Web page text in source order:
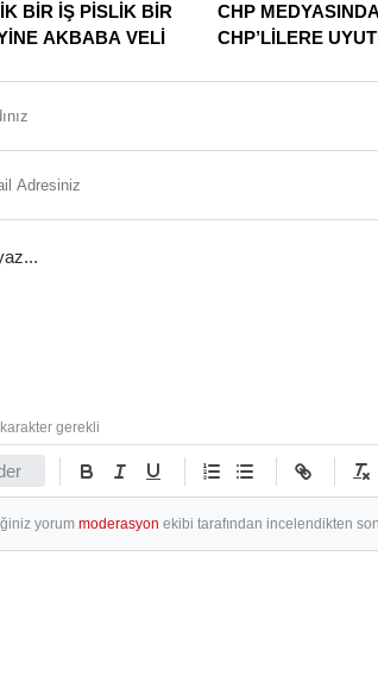
BİR İŞ PİSLİK BİR
AKBABA VELİ
CHP
CHP’LİLERE
gerekli
yorum moderasyon ekibi tarafından incelendikten